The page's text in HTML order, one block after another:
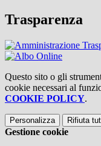
Trasparenza
Questo sito o gli
cookie necessari al
COOKIE POLICY.
Personalizza Rifiuta
Gestione cookie